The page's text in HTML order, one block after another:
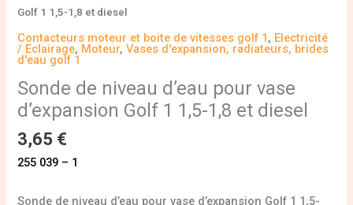
Golf 1 1,5-1,8 et diesel
Contacteurs moteur et boite de vitesses golf 1, Electricité
/ Eclairage, Moteur,Vases d'expansion, radiateurs, brides
d'eau golf 1
Sonde de niveau d’eau pour vase
d’expansion Golf 1 1,5-1,8 et diesel
3,65 €
255 039 – 1
Sonde de niveau d’eau pour vase d’expansion Golf 1 1,5-